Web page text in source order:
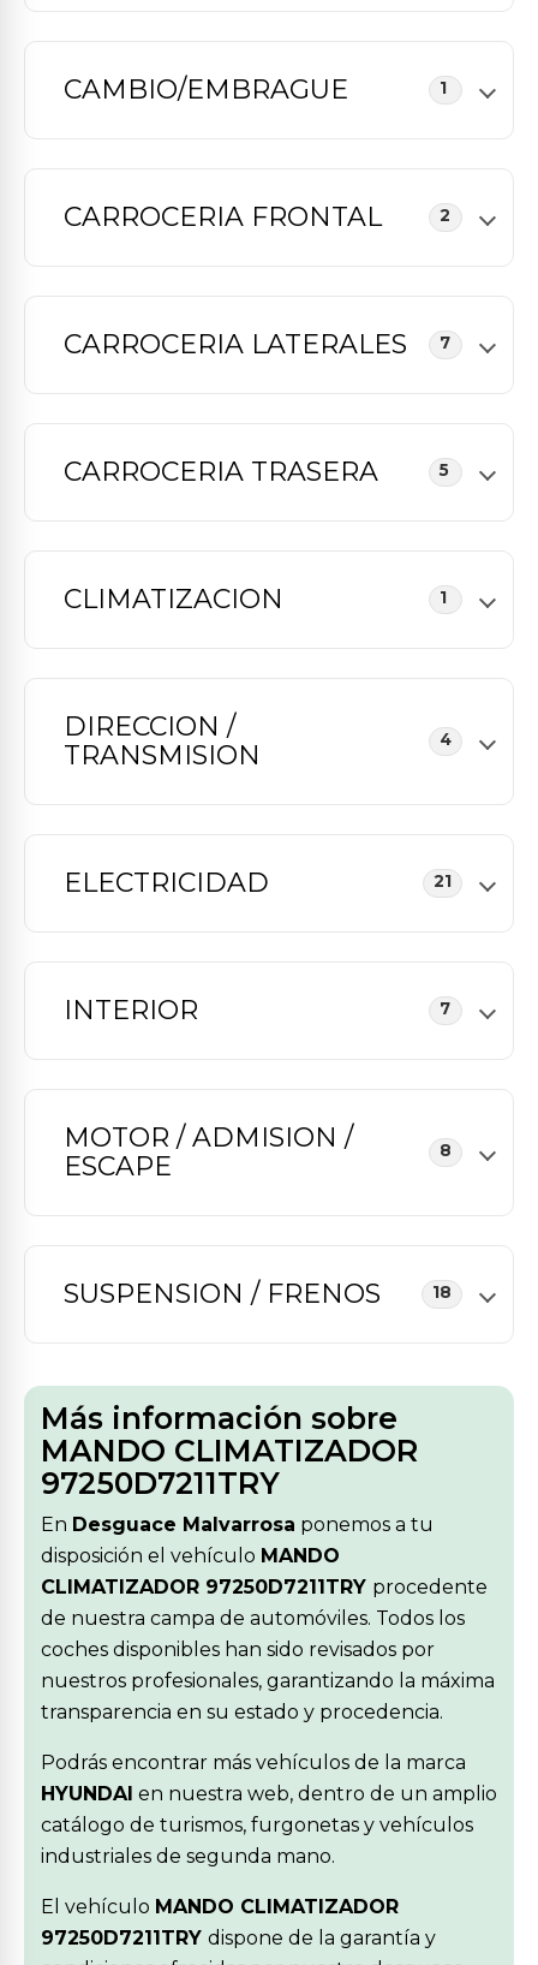
CAMBIO/EMBRAGUE 1
CARROCERIA FRONTAL 2
CARROCERIA LATERALES 7
CARROCERIA TRASERA 5
CLIMATIZACION 1
DIRECCION /
TRANSMISION
4
ELECTRICIDAD 21
INTERIOR 7
MOTOR / ADMISION /
ESCAPE
8
SUSPENSION / FRENOS 18
Más información sobre
MANDO CLIMATIZADOR
97250D7211TRY
En Desguace Malvarrosa ponemos a tu
disposición el vehículo MANDO
CLIMATIZADOR 97250D7211TRY procedente
de nuestra campa de automóviles. Todos los
coches disponibles han sido revisados por
nuestros profesionales, garantizando la máxima
transparencia en su estado y procedencia.
Podrás encontrar más vehículos de la marca
HYUNDAI en nuestra web, dentro de un amplio
catálogo de turismos, furgonetas y vehículos
industriales de segunda mano.
El vehículo MANDO CLIMATIZADOR
97250D7211TRY dispone de la garantía y